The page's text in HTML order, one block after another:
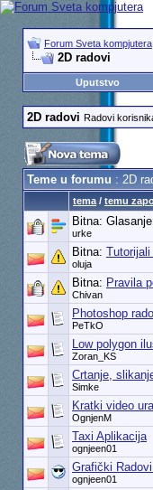
Forum Sveta kompjutera
2D radovi
Uputstvo
2D radovi Radovi
Teme u forumu: 2D
tema/ temu
Bitna:
urke
Bitna:
oluja
Bitna: Pravila
Chivan
Photoshop
PeTkO
Low polygon
Zoran_KS
Crtanje,
Simke
Kratki video
OgnjenM
Taxi Aplikacija
ognjeen01
Grafički
ognjeen01